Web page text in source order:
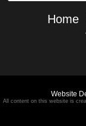
for:
Home
Website
All content on this website is